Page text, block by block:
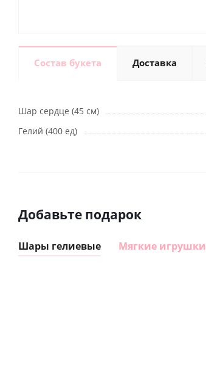
Состав букета Доставка
Шар сердце (45 см)
Гелий (400 ед)
Добавьте подарок
Шары гелиевые Мягкие игрушки